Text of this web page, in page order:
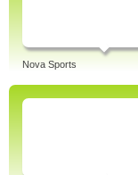
Nova Sports